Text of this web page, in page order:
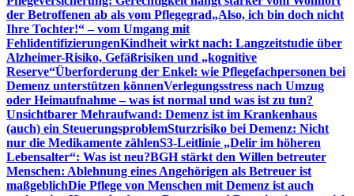
der Betroffenen ab als vom Pflegegrad„Also, ich bin doch nicht
Ihre Tochter!“ – vom Umgang mit
FehlidentifizierungenKindheit wirkt nach: Langzeitstudie über
Alzheimer-Risiko, Gefäßrisiken und „kognitive
Reserve“Überforderung der Enkel: wie Pflegefachpersonen bei
Demenz unterstützen könnenVerlegungsstress nach Umzug
oder Heimaufnahme – was ist normal und was ist zu tun?
Unsichtbarer Mehraufwand: Demenz ist im Krankenhaus
(auch) ein SteuerungsproblemSturzrisiko bei Demenz: Nicht
nur die Medikamente zählenS3-Leitlinie „Delir im höheren
Lebensalter“: Was ist neu?BGH stärkt den Willen betreuter
Menschen: Ablehnung eines Angehörigen als Betreuer ist
maßgeblichDie Pflege von Menschen mit Demenz ist auch